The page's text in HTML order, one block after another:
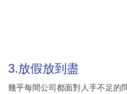
3.放假放到盡
幾乎每間公司都面對人手不足的